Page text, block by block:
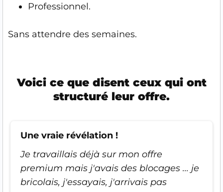
Professionnel.
Sans attendre des semaines.
Voici ce que disent ceux qui ont
structuré leur offre.
Une vraie révélation !
Je travaillais déjà sur mon offre
premium mais j'avais des blocages ... je
bricolais, j'essayais, j'arrivais pas